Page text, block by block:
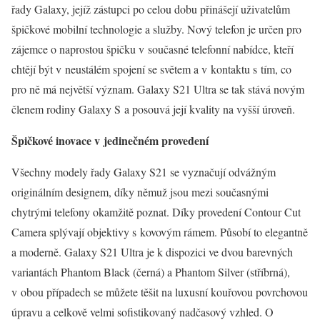
řady Galaxy, jejíž zástupci po celou dobu přinášejí uživatelům
špičkové mobilní technologie a služby. Nový telefon je určen pro
zájemce o naprostou špičku v současné telefonní nabídce, kteří
chtějí být v neustálém spojení se světem a v kontaktu s tím, co
pro ně má největší význam. Galaxy S21 Ultra se tak stává novým
členem rodiny Galaxy S a posouvá její kvality na vyšší úroveň.
Špičkové inovace v jedinečném provedení
Všechny modely řady Galaxy S21 se vyznačují odvážným
originálním designem, díky němuž jsou mezi současnými
chytrými telefony okamžitě poznat. Díky provedení Contour Cut
Camera splývají objektivy s kovovým rámem. Působí to elegantně
a moderně. Galaxy S21 Ultra je k dispozici ve dvou barevných
variantách Phantom Black (černá) a Phantom Silver (stříbrná),
v obou případech se můžete těšit na luxusní kouřovou povrchovou
úpravu a celkově velmi sofistikovaný nadčasový vzhled. O